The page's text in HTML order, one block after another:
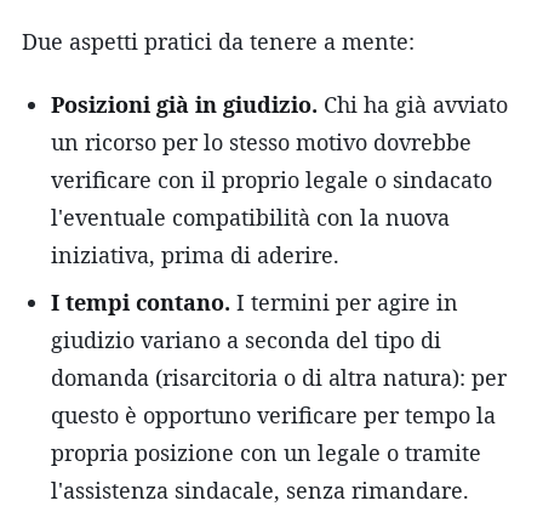
Due aspetti pratici da tenere a mente:
Posizioni già in giudizio. Chi ha già avviato
un ricorso per lo stesso motivo dovrebbe
verificare con il proprio legale o sindacato
l'eventuale compatibilità con la nuova
iniziativa, prima di aderire.
I tempi contano. I termini per agire in
giudizio variano a seconda del tipo di
domanda (risarcitoria o di altra natura): per
questo è opportuno verificare per tempo la
propria posizione con un legale o tramite
l'assistenza sindacale, senza rimandare.